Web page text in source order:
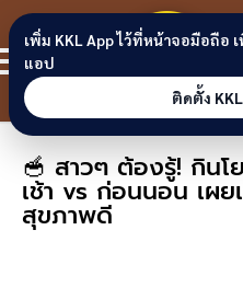
Skip to content
🥣 สาวๆ ต้องรู้! กินโ
เช้า vs ก่อนนอน เผ
สุขภาพดี
เพิ่ม KKL App ไว้ที่หน้าจอมือถือ
แอป
ติดตั้ง